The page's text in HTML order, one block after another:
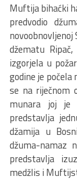
Muftija bihaćki
predvodio
džematu
izgorjela u
godine je počela
se na riječnom
munara joj je
predstavlja
džamija u
džuma-namaz
predstavlja
medžlis i